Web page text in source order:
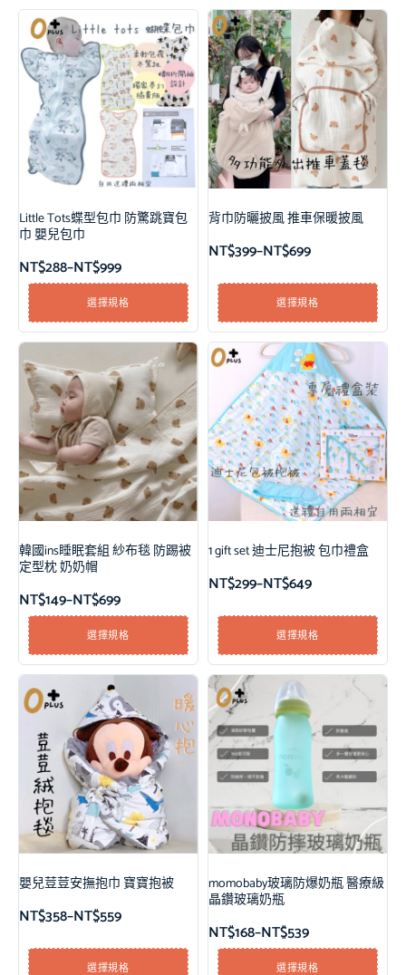
Little Tots蝶型包巾 防驚跳寶包
巾 嬰兒包巾
NT$288–NT$999
選擇規格
背巾防曬披風 推車保暖披風
NT$399–NT$699
選擇規格
韓國ins睡眠套組 紗布毯 防踢被
定型枕 奶奶帽
NT$149–NT$699
選擇規格
1 gift set 迪士尼抱被 包巾禮盒
NT$299–NT$649
選擇規格
嬰兒荳荳安撫抱巾 寶寶抱被
NT$358–NT$559
選擇規格
momobaby玻璃防爆奶瓶 醫療級
晶鑽玻璃奶瓶
NT$168–NT$539
選擇規格